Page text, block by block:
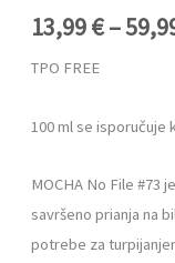
13,99€–
TPO FREE
100 ml se isporučuje
MOCHA No File #73
savršeno prianja na
potrebe za
količina